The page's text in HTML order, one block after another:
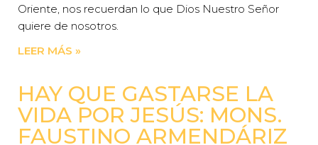
Oriente, nos recuerdan lo que Dios Nuestro Señor
quiere de nosotros.
LEER MÁS »
HAY QUE GASTARSE LA
VIDA POR JESÚS: MONS.
FAUSTINO ARMENDÁRIZ